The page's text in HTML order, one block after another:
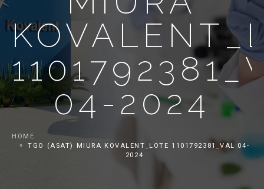
04-2024
HOME
TGO (ASAT) MIURA KOVALENT_LOTE 1101792381_VAL 04-
2024